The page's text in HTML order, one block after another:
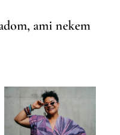
ami nekem